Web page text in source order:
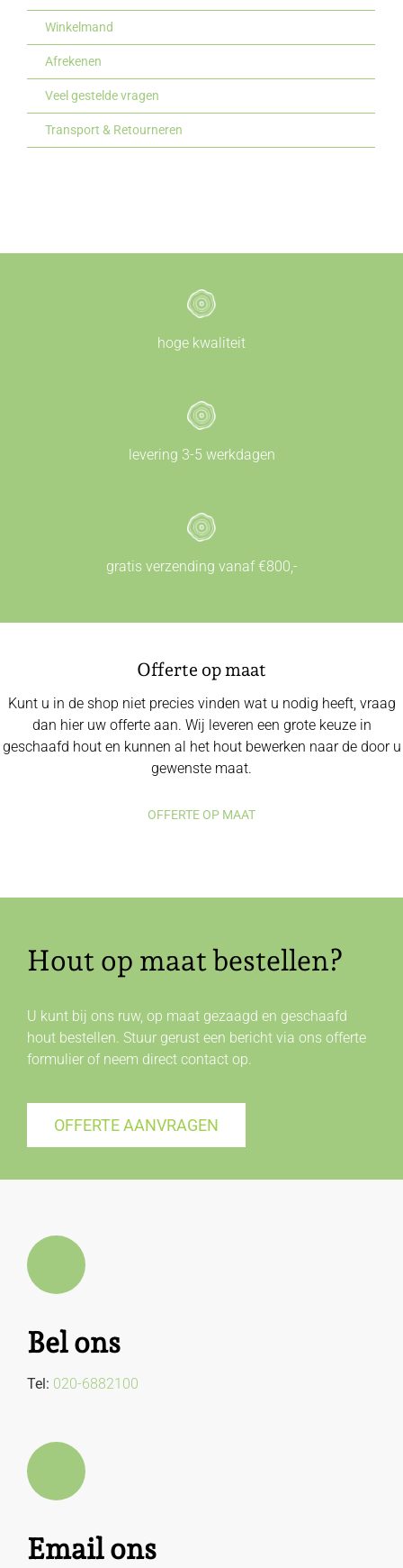
Winkelmand
Afrekenen
Veel gestelde vragen
Transport & Retourneren
hoge kwaliteit
levering 3-5 werkdagen
gratis verzending vanaf €800,-
Offerte op maat
Kunt u in de shop niet precies vinden wat u nodig heeft, vraag
dan hier uw offerte aan. Wij leveren een grote keuze in
geschaafd hout en kunnen al het hout bewerken naar de door u
gewenste maat.
OFFERTE OP MAAT
Hout op maat bestellen?
U kunt bij ons ruw, op maat gezaagd en geschaafd
hout bestellen. Stuur gerust een bericht via ons offerte
formulier of neem direct contactop.
OFFERTE AANVRAGEN
Bel ons
Tel: 020-6882100
Email ons